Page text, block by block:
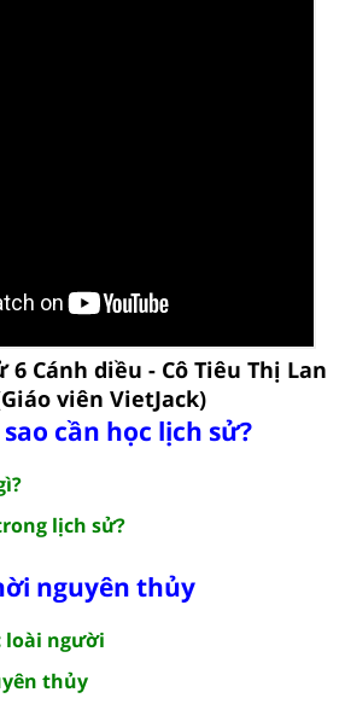
6 Cánh diều - Cô Tiêu Thị Lan
viên VietJack)
cần học lịch sử?
lịch sử?
nguyên thủy
loài người
thủy